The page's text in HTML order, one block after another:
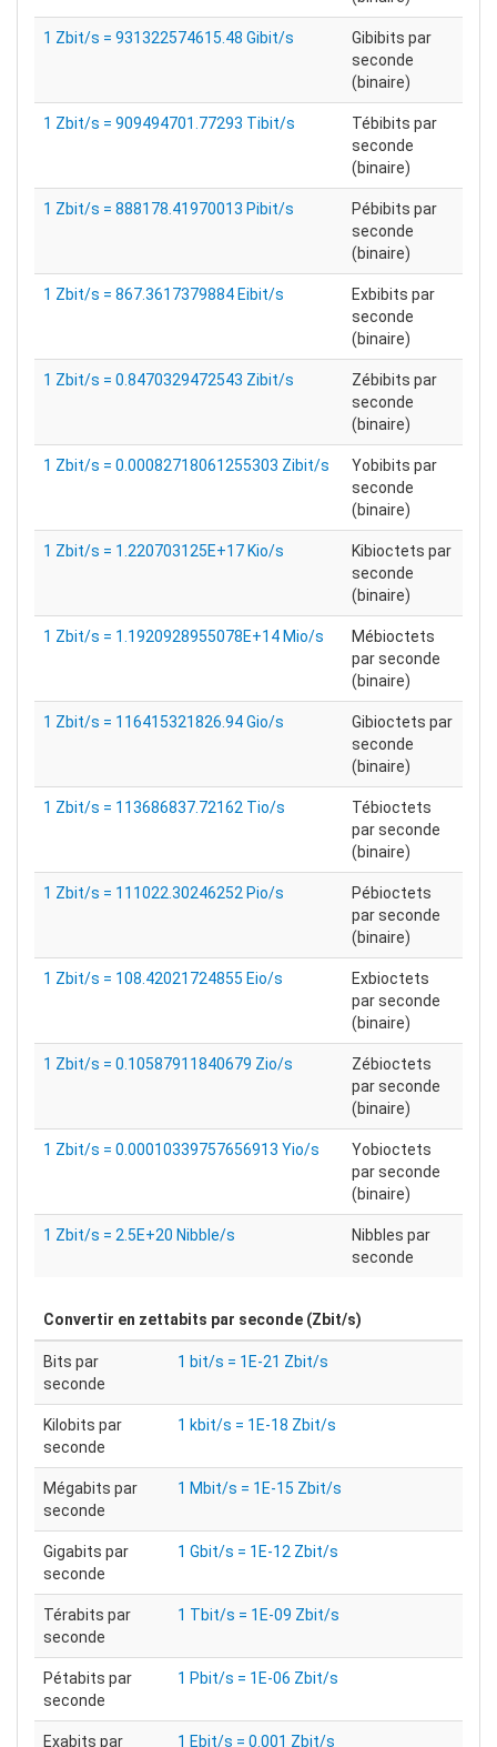
1 Zbit/s = 931322574615.48 Gibit/s
Gibibits par
seconde
(binaire)
1 Zbit/s = 909494701.77293 Tibit/s
Tébibits par
seconde
(binaire)
1 Zbit/s = 888178.41970013 Pibit/s
Pébibits par
seconde
(binaire)
1 Zbit/s = 867.3617379884 Eibit/s
Exbibits par
seconde
(binaire)
1 Zbit/s = 0.8470329472543 Zibit/s
Zébibits par
seconde
(binaire)
1 Zbit/s = 0.00082718061255303 Zibit/s
Yobibits par
seconde
(binaire)
1 Zbit/s = 1.220703125E+17 Kio/s
Kibioctets par
seconde
(binaire)
1 Zbit/s = 1.1920928955078E+14 Mio/s
Mébioctets
par seconde
(binaire)
1 Zbit/s = 116415321826.94 Gio/s
Gibioctets par
seconde
(binaire)
1 Zbit/s = 113686837.72162 Tio/s
Tébioctets
par seconde
(binaire)
1 Zbit/s = 111022.30246252 Pio/s
Pébioctets
par seconde
(binaire)
1 Zbit/s = 108.42021724855 Eio/s
Exbioctets
par seconde
(binaire)
1 Zbit/s = 0.10587911840679 Zio/s
Zébioctets
par seconde
(binaire)
1 Zbit/s = 0.00010339757656913 Yio/s
Yobioctets
par seconde
(binaire)
1 Zbit/s = 2.5E+20 Nibble/s
Nibbles par
seconde
Convertir en zettabits par seconde (Zbit/s)
Bits par
seconde
1 bit/s = 1E-21 Zbit/s
Kilobits par
seconde
1 kbit/s = 1E-18 Zbit/s
Mégabits par
seconde
1 Mbit/s = 1E-15 Zbit/s
Gigabits par
seconde
1 Gbit/s = 1E-12 Zbit/s
Térabits par
seconde
1 Tbit/s = 1E-09 Zbit/s
Pétabits par
seconde
1 Pbit/s = 1E-06 Zbit/s
Exabits par
1 Ebit/s = 0.001 Zbit/s